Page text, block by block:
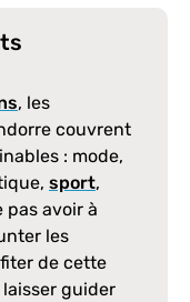
, les
couvrent
: mode,
sport,
pas avoir à
les
de cette
laisser guider